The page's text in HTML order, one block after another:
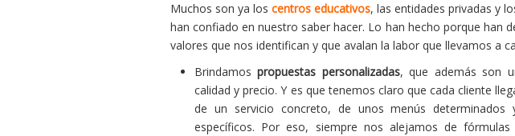
Muchos son ya los centros educativos, las entidades privadas y
han confiado en nuestro saber hacer. Lo han hecho porque han
valores que nos identifican y que avalan la labor que llevamos a
Brindamospropuestas personalizadas, que además son
calidad y precio. Y es que tenemos claro que cada cliente
de un servicio concreto, de unos menús determinados
específicos. Por eso, siempre nos alejamos de fórmulas